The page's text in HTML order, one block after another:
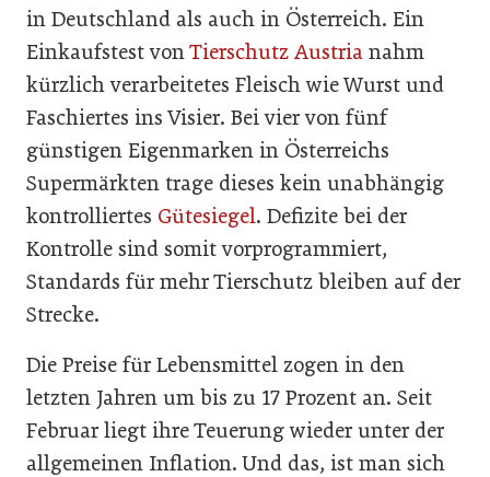
in Deutschland als auch in Österreich. Ein
Einkaufstest vonTierschutz Austria nahm
kürzlich verarbeitetes Fleisch wie Wurst und
Faschiertes ins Visier. Bei vier von fünf
günstigen Eigenmarken in Österreichs
Supermärkten trage dieses kein unabhängig
kontrolliertes Gütesiegel. Defizite bei der
Kontrolle sind somit vorprogrammiert,
Standards für mehr Tierschutz bleiben auf der
Strecke.
Die Preise für Lebensmittel zogen in den
letzten Jahren um bis zu 17 Prozent an. Seit
Februar liegt ihre Teuerung wieder unter der
allgemeinen Inflation. Und das, ist man sich